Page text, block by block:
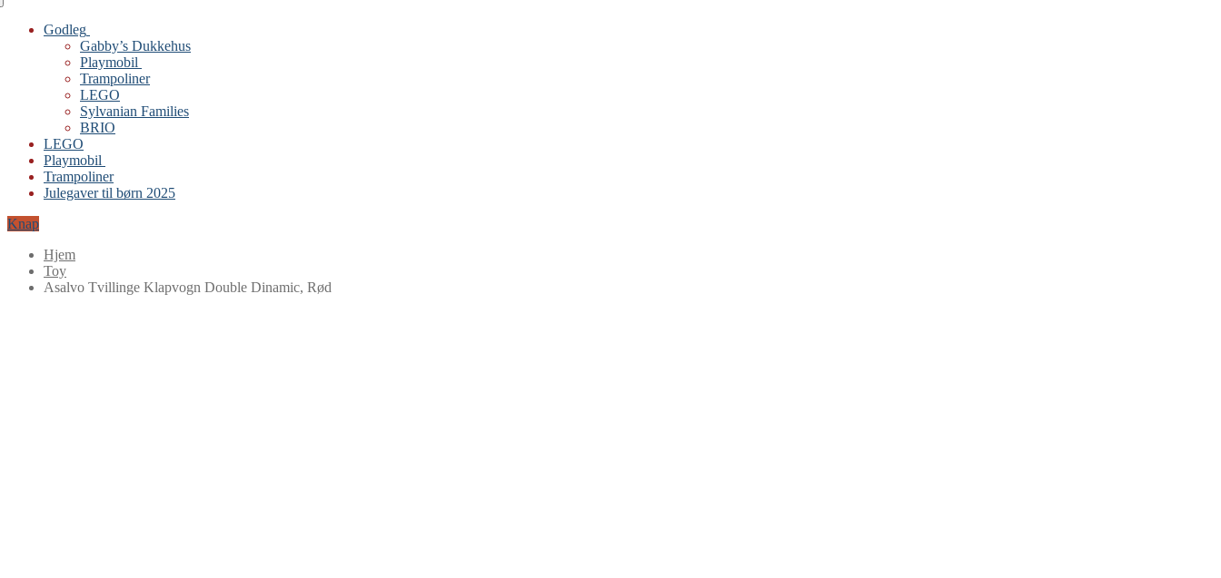
Godleg
Gabby’s Dukkehus
Playmobil
Trampoliner
LEGO
Sylvanian Families
BRIO
LEGO
Playmobil
Trampoliner
Julegaver til børn 2025
Knap
Hjem
Toy
Asalvo Tvillinge Klapvogn Double Dinamic, Rød